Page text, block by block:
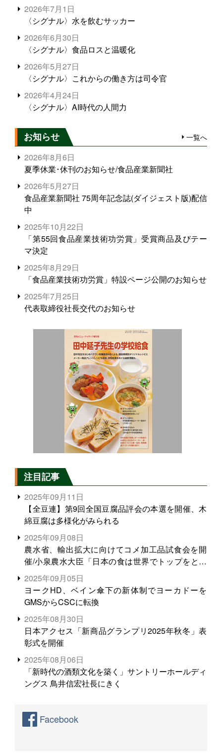
2026年7月1日
〈シグナル〉水を飲むサッカー
2026年6月30日
〈シグナル〉食品ロスと温暖化
2026年5月27日
〈シグナル〉これからの働き方は司令官
2026年4月24日
〈シグナル〉AI時代の人間力
お知らせ 一覧へ
2026年8月6日
夏季休業･休刊のお知らせ/食品産業新聞社
2026年5月27日
食品産業新聞社 75周年記念誌(ダイジェスト版)配信
中
2025年10月22日
「第55回食品産業技術功労賞」受賞商品及びテー
マ決定
2025年8月29日
「食品産業技術功労賞」特設ページ公開のお知らせ
2025年7月25日
代表取締役社長交代のお知らせ
注目記事
2025年09月11日
【全豆連】第9回全国豆腐品評会の本選を開催、木
綿豆腐は多様化がみられる
2025年09月08日
農水省、輸出拡大に向けてコメ加工品試食会を開
催/小泉農水大臣「日本の食は世界でトップをとれ
る。米増産に向けて、米輸出需要の拡大を」
2025年09月05日
ヨークHD、ベイン傘下の新体制でヨーカドーを
GMSからCSCに転換
2025年08月30日
日本アクセス「新商品グランプリ2025年秋冬」表
彰式を開催
2025年08月06日
「新時代の酒類文化を築く」サントリーホールディ
ングス 鳥井信宏社長にきく
Facebook